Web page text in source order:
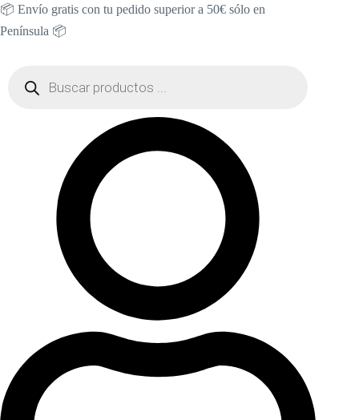
Saltar
al
contenido
📦 Envío gratis con tu pedido superior a 50€ sólo en
Península 📦
productos